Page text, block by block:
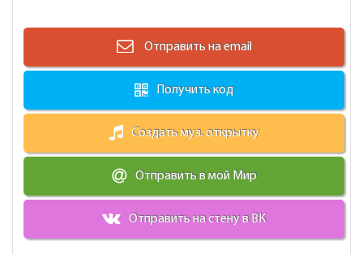
Отправить на email
Получить код
Создать муз. открытку
Отправить в мой Мир
Отправить на стену в ВК